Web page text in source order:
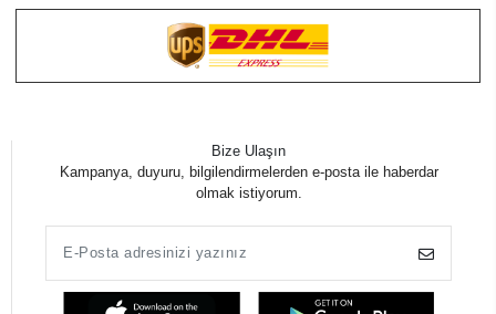
Bize Ulaşın
Kampanya, duyuru, bilgilendirmelerden e-posta ile haberdar
olmak istiyorum.